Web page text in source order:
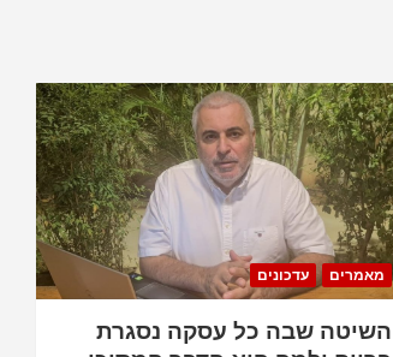
מאמרים עדכונים
השיטה שבה כל עסקה נסגרת